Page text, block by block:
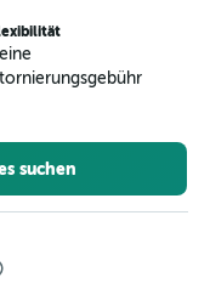
suchen